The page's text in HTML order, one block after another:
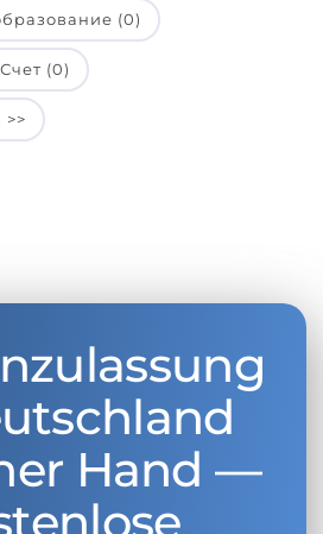
(0)
(0)
Hand —